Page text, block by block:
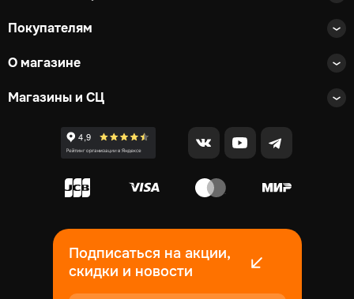
Покупателям
О магазине
Магазины и СЦ
Подписаться на акции,
скидки и новости